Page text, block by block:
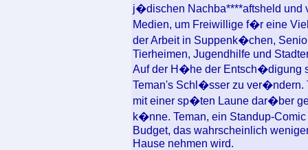
j�dischen Nachba****aftsheld und
Medien, um Freiwillige f�r eine
der Arbeit in Suppenk�chen,
Tierheimen, Jugendhilfe und
Auf der H�he der Entsch�digung
Teman's Schl�sser zu ver�ndern.
mit einer sp�ten Laune dar�ber
k�nne. Teman, ein Standup-
Budget, das wahrscheinlich
Hause nehmen wird.